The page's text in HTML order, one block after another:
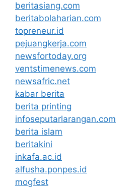
beritasiang.com
beritabolaharian.com
topreneur.id
pejuangkerja.com
newsfortoday.org
ventstimenews.com
newsafric.net
kabar berita
berita printing
infoseputarlarangan.com
berita islam
beritakini
inkafa.ac.id
alfusha.ponpes.id
mogfest